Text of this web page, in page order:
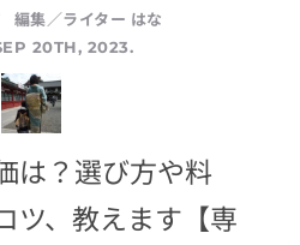
編集／ライター はな
20TH, 2023.
は？選び方や料
ツ、教えます【専